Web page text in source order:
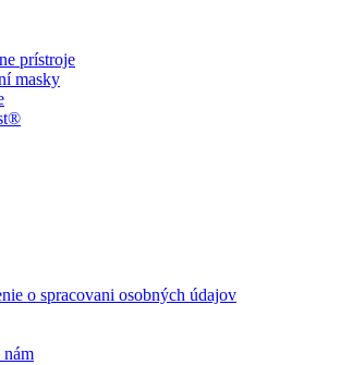
prístroje
masky
o spracovani osobných údajov
nám